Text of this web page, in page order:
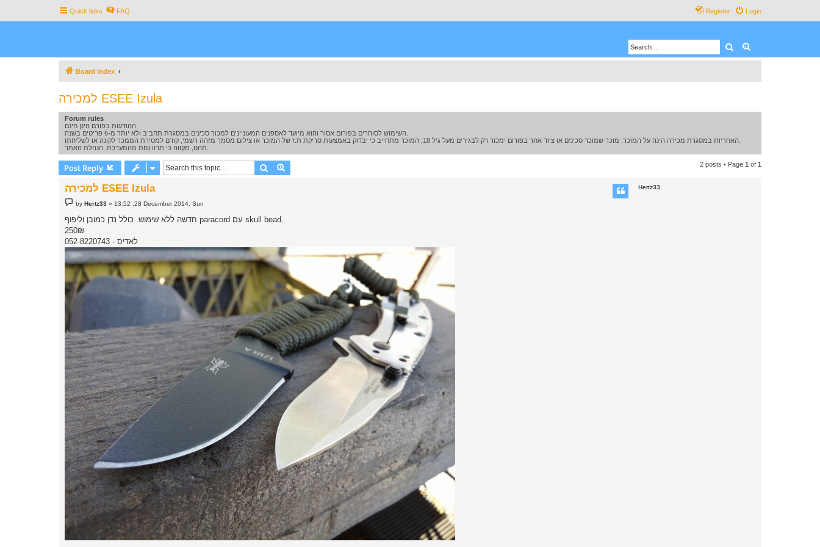
Quick links FAQ Login
Register
Search
Board index
למכירה ESEE Izula
Forum rules
Post Reply Search 2 posts • Page 1 of 1
Hertz33 למכירה ESEE Izula
P
o
t
byHertz33 » 13:52 ,28 December 2014, Sun
חדשה ללא שימוש. כולל נדן כמובן וליפוף paracord עם skull bead.
250₪
לאדיס - 052-8220743